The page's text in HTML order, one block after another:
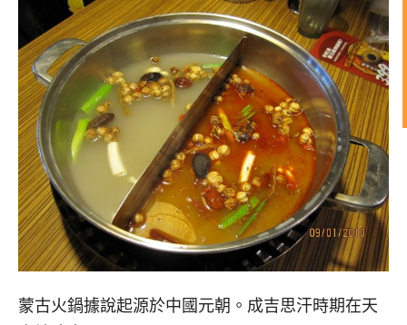
蒙古火鍋據說起源於中國元朝。成吉思汗時期在天